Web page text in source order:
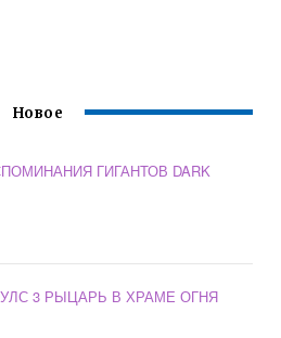
Новое
ГИГАНТОВ DARK
3 РЫЦАРЬ В ХРАМЕ ОГНЯ